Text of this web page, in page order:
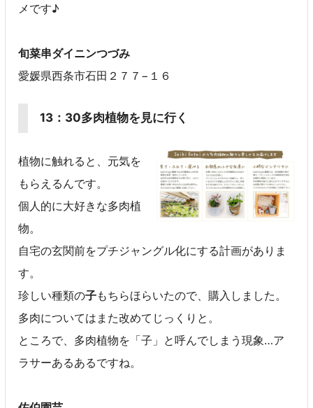
メです♪
旬菜串ダイニンつづみ
愛媛県西条市石田２７７−１６
13：30多肉植物を見に行く
植物に触れると、元気を
もらえるんです。
個人的に大好きな多肉植
物。
自宅の玄関前をプチジャングル化にする計画がありま
す。
珍しい種類の子もちらほらいたので、購入しました。
多肉についてはまた改めてじっくりと。
ところで、多肉植物を「子」と呼んでしまう現象…ア
ラサーあるあるですね。